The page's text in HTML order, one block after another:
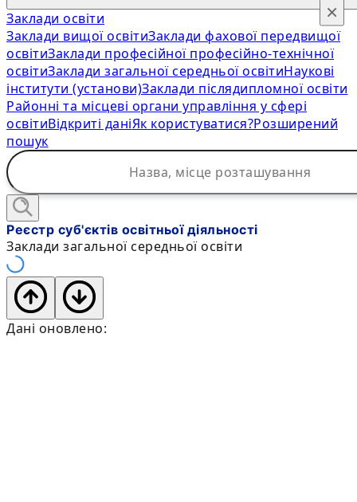
Заклади освіти
Заклади вищої освітиЗаклади фахової передвищої
освітиЗаклади професійної професійно-технічної
освітиЗаклади загальної середньої освітиНаукові
інститути (установи)Заклади післядипломної освіти
Районні та місцеві органи управління у сфері
освітиВідкриті даніЯк користуватися?Розширений
пошук
×
Реєстр суб'єктів освітньої діяльності
Заклади загальної середньої освіти
Дані оновлено: